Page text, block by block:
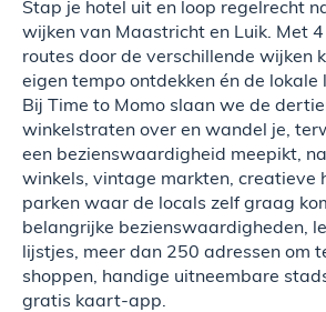
Stap je hotel uit en loop regelrecht
wijken van Maastricht en Luik. Met
routes door de verschillende wijken
eigen tempo ontdekken én de lokale
Bij Time to Momo slaan we de
winkelstraten over en wandel je,
een bezienswaardigheid meepikt,
winkels, vintage markten, creatieve
parken waar de locals zelf graag
belangrijke bezienswaardigheden,
lijstjes, meer dan 250 adressen om
shoppen, handige uitneembare
gratis kaart-app.